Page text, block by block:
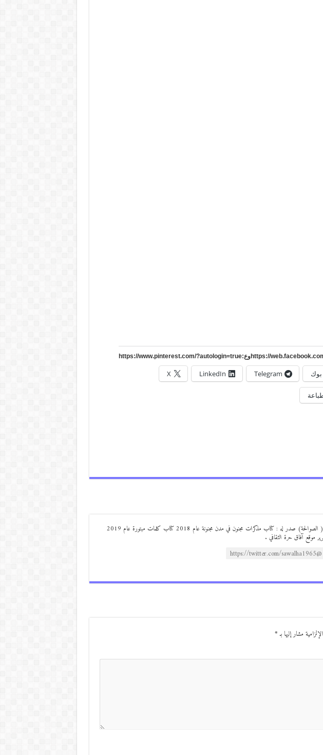
Telegram
LinkedIn
X
من مواليد ديرعلا ( الصوالحة) صدر له : كتاب مذكرات مجنون في مدن مجنونة عام 2018 كتاب كلمات مبتورة عام 2019
موقع آفاق حرة الثقافي .
@https://twitter.com/sawalha1965
مشار إليها بـ*